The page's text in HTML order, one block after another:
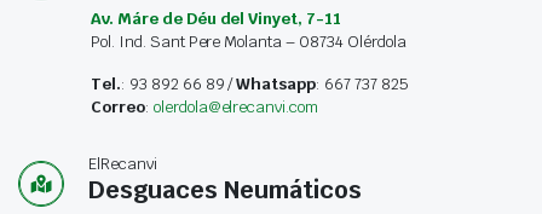
Av. Máre de Déu del Vinyet, 7-11
Pol. Ind. Sant Pere Molanta – 08734 Olérdola
Tel.: 93 892 66 89 /Whatsapp: 667 737 825
Correo: olerdola@elrecanvi.com
ElRecanvi
Desguaces Neumáticos